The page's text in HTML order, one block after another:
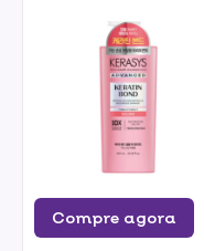
Compre agora